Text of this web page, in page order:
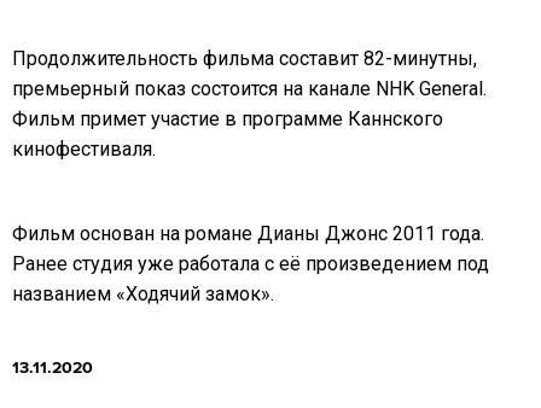
Продолжительность фильма составит 82-минутны,
премьерный показ состоится на канале NHK General.
Фильм примет участие в программе Каннского
кинофестиваля.
Фильм основан на романе Дианы Джонс 2011 года.
Ранее студия уже работала с её произведением под
названием «Ходячий замок».
13.11.2020